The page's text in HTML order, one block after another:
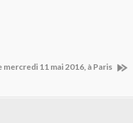
11 mai 2016, à Paris